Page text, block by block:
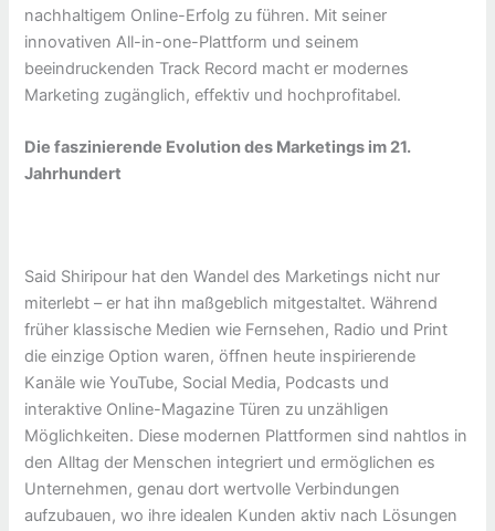
nachhaltigem Online-Erfolg zu führen. Mit seiner
innovativen All-in-one-Plattform und seinem
beeindruckenden Track Record macht er modernes
Marketing zugänglich, effektiv und hochprofitabel.
Die faszinierende Evolution des Marketings im 21.
Jahrhundert
Said Shiripour hat den Wandel des Marketings nicht nur
miterlebt – er hat ihn maßgeblich mitgestaltet. Während
früher klassische Medien wie Fernsehen, Radio und Print
die einzige Option waren, öffnen heute inspirierende
Kanäle wie YouTube, Social Media, Podcasts und
interaktive Online-Magazine Türen zu unzähligen
Möglichkeiten. Diese modernen Plattformen sind nahtlos in
den Alltag der Menschen integriert und ermöglichen es
Unternehmen, genau dort wertvolle Verbindungen
aufzubauen, wo ihre idealen Kunden aktiv nach Lösungen